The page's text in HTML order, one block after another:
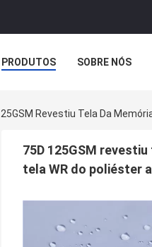
PRODUTOS SOBRE NÓS
Revestiu Tela Da
75D 125GSM
tela WR do poliéster